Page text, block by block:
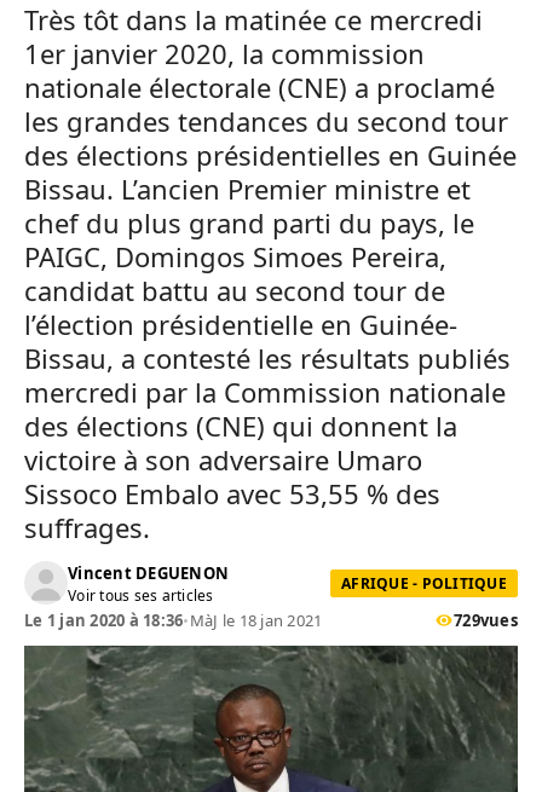
Très tôt dans la matinée ce mercredi
1er janvier 2020, la commission
nationale électorale (CNE) a proclamé
les grandes tendances du second tour
des élections présidentielles en Guinée
Bissau. L’ancien Premier ministre et
chef du plus grand parti du pays, le
PAIGC, Domingos Simoes Pereira,
candidat battu au second tour de
l’élection présidentielle en Guinée-
Bissau, a contesté les résultats publiés
mercredi par la Commission nationale
des élections (CNE) qui donnent la
victoire à son adversaire Umaro
Sissoco Embalo avec 53,55 % des
suffrages.
Vincent DEGUENON
Voir tous ses articles
AFRIQUE - POLITIQUE
Le 1 jan 2020 à 18:36•MàJ le 18 jan 2021 729vues